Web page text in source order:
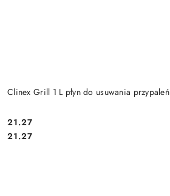
Clinex Grill 1 L płyn do usuwania przypaleń
Cena:
21.27
Cena:
21.27